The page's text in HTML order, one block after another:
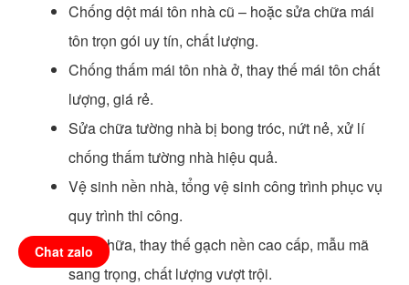
Chống dột mái tôn nhà cũ – hoặc sửa chữa mái
tôn trọn gói uy tín, chất lượng.
Chống thấm mái tôn nhà ở, thay thế mái tôn chất
lượng, giá rẻ.
Sửa chữa tường nhà bị bong tróc, nứt nẻ, xử lí
chống thấm tường nhà hiệu quả.
Vệ sinh nền nhà, tổng vệ sinh công trình phục vụ
quy trình thi công.
Sửa chữa, thay thế gạch nền cao cấp, mẫu mã
sang trọng, chất lượng vượt trội.
Chat zalo